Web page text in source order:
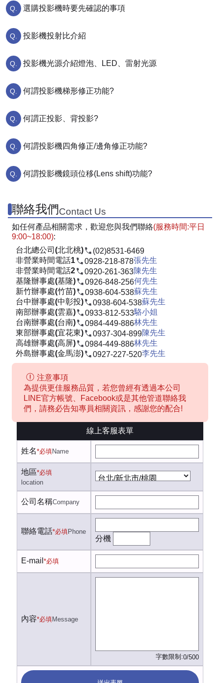
選購投影機時要先確認的事項
投影機投射比介紹
投影機光源介紹燈泡、LED、雷射光源
何謂投影機梯形修正功能?
何謂正投影、背投影?
何謂投影機四角修正/邊角修正功能?
何謂投影機鏡頭位移(Lens shift)功能?
聯絡我們Contact Us
如任何產品相關需求，歡迎您與我們聯絡(服務時間:平日
9:00~18:00):
台北總公司(北北桃)
(02)8531-6469
非營業時間電話1
0928-218-878張先生
非營業時間電話2
0920-261-363陳先生
基隆辦事處(基隆)
0926-848-256何先生
新竹辦事處(竹苗)
0938-604-538蘇先生
台中辦事處(中彰投)
0938-604-538蘇先生
南部辦事處(雲嘉)
0933-812-533駱小姐
台南辦事處(台南)
0984-449-886林先生
東部辦事處(宜花東)
0937-304-899陳先生
高雄辦事處(高屏)
0984-449-886林先生
外島辦事處(金馬澎)
0927-227-520李先生
注意事項
為提供更佳服務品質，若您曾經有透過本公司
LINE官方帳號、Facebook或是其他管道聯絡我
們，請務必告知專員相關資訊，感謝您的配合!
線上客服表單
姓名*必填Name
地區*必填
location
公司名稱Company
聯絡電話*必填Phone
分機
E-mail *必填
內容*必填Message
字數限制:0/500